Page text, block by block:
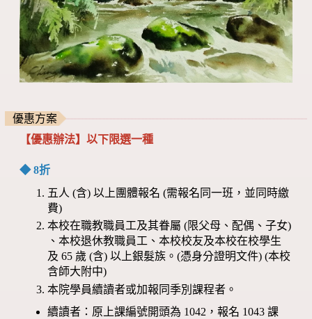
優惠方案
【優惠辦法】以下限選一種
◆ 8折
五人 (含) 以上團體報名 (需報名同一班，並同時繳
費)
本校在職教職員工及其眷屬 (限父母、配偶、子女)
、本校退休教職員工、本校校友及本校在校學生
及 65 歲 (含) 以上銀髮族。(憑身分證明文件) (本校
含師大附中)
本院學員續讀者或加報同季別課程者。
續讀者：原上課編號開頭為 1042，報名 1043 課